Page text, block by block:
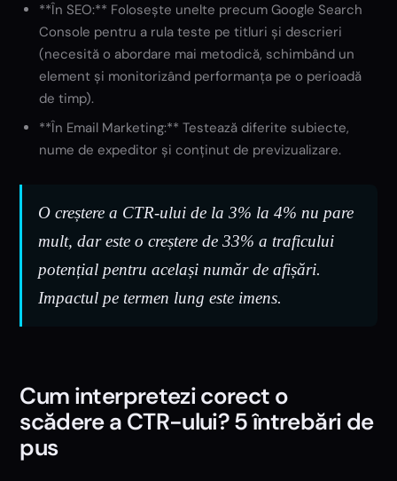
**În SEO:** Folosește unelte precum Google Search
Console pentru a rula teste pe titluri și descrieri
(necesită o abordare mai metodică, schimbând un
element și monitorizând performanța pe o perioadă
de timp).
**În Email Marketing:** Testează diferite subiecte,
nume de expeditor și conținut de previzualizare.
O creștere a CTR-ului de la 3% la 4% nu pare
mult, dar este o creștere de 33% a traficului
potențial pentru același număr de afișări.
Impactul pe termen lung este imens.
Cum interpretezi corect o
scădere a CTR-ului? 5 întrebări de
pus